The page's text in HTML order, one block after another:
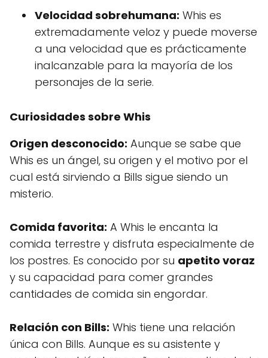
Velocidad sobrehumana: Whis es
extremadamente veloz y puede moverse
a una velocidad que es prácticamente
inalcanzable para la mayoría de los
personajes de la serie.
Curiosidades sobre Whis
Origen desconocido: Aunque se sabe que
Whis es un ángel, su origen y el motivo por el
cual está sirviendo a Bills sigue siendo un
misterio.
Comida favorita: A Whis le encanta la
comida terrestre y disfruta especialmente de
los postres. Es conocido por su apetito voraz
y su capacidad para comer grandes
cantidades de comida sin engordar.
Relación con Bills: Whis tiene una relación
única con Bills. Aunque es su asistente y